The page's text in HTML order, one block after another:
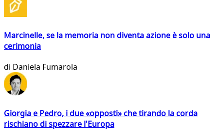
Marcinelle, se la memoria non diventa azione è solo una
cerimonia
di Daniela Fumarola
Giorgia e Pedro, i due «opposti» che tirando la corda
rischiano di spezzare l'Europa